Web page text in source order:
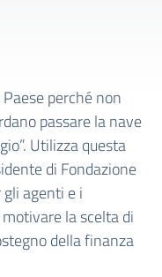
perché non
passare la nave
Utilizza questa
di Fondazione
agenti e i
la scelta di
della finanza